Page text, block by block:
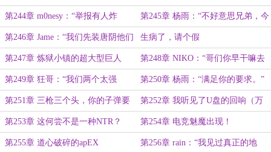
了！
第244章 m0nesy：“举报有人炸
鱼！”
第245章 杨雨：“不好意思兄弟，今
天参数调高了。”
第246章 Jame：“我们先装唐阴他们
一手。”
生病了，请个假
第247章 炼狱小镇的超大型巨人 第248章 NIKO：“哥们你早干嘛去
了！”
第249章 狂哥：“我们两个太强
了！”
第250章 杨雨：“满足你的要求。”
第251章 三枪三个头，你的子弹要
钱是吗？
第252章 我听见了U盘的回响（万
字大章）
第253章 这何尝不是一种NTR？ 第254章 电竞魅魔出现！
第255章 道心破碎的apEX 第256章 rain：“我见过真正的地